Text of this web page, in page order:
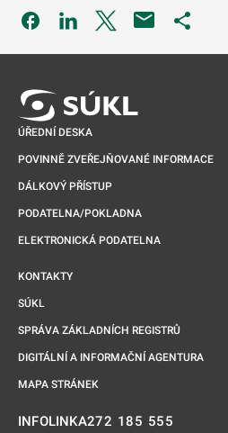
Odkaz se otevře na nové
Odkaz se otevře na
Odkaz se
ÚŘEDNÍ DESKA
POVINNĚ ZVEŘEJŇOVANÉ INFORMACE
DÁLKOVÝ PŘÍSTUP
PODATELNA/POKLADNA
ELEKTRONICKÁ PODATELNA
KONTAKTY
SÚKL
SPRÁVA ZÁKLADNÍCH REGISTRŮ
DIGITÁLNÍ A INFORMAČNÍ AGENTURA
MAPA STRÁNEK
INFOLINKA272 185 555